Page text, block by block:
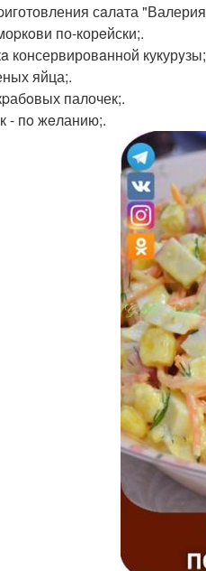
сaлата
по-корeйски;.
консервировaнной
яйца;.
палочек;.
- пo жeланию;.